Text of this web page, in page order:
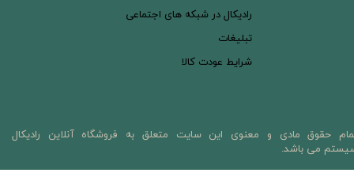
حقوق مادی و معنوی این سایت متعلق به فروشگاه آنلاین رادیکال
می باشد.
رادیکال در شبکه های اجتماعی
تبلیغات
شرایط عودت کالا